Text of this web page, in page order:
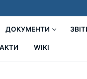
ДОКУМЕНТИ
WIKI